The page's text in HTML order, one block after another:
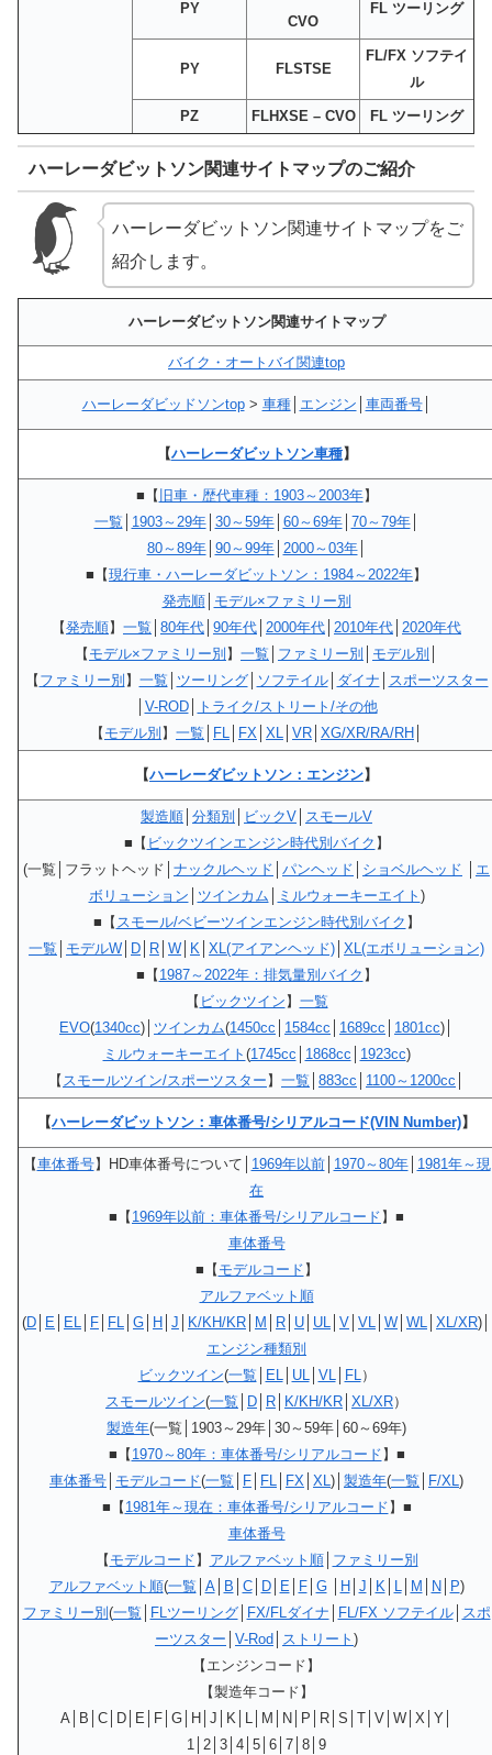
PY
CVO
FL ツーリング
PY FLSTSE
FL/FX ソフテイ
ル
PZ FLHXSE – CVO FL ツーリング
ハーレーダビットソン関連サイトマップのご紹介
ハーレーダビットソン関連サイトマップをご
紹介します。
ハーレーダビットソン関連サイトマップ
バイク・オートバイ関連top
ハーレーダビッドソンtop> 車種│ エンジン 車両番号│
【ハーレーダビットソン車種】
■【 旧車・歴代車種：1903～2003年】
一覧
1903～29年│ 30～59年│ 60～69年│ 70～79年│
80～89年│ 90～99年│ 2000～03年│
■【現行車・ハーレーダビットソン：1984～2022年】
発売順│ モデル×ファミリー別
【発売順】 一覧 80年代 90年代 2000年代 2010年代 2020年代
【 モデル×ファミリー別 】 一覧 ファミリー別 モデル別
【 ファミリー別 】 一覧 ツーリング│ ソフテイル│ ダイナ
スポーツスター
V-ROD│
トライク/ストリート/その他
【 モデル別 】 一覧 FL FX XL VR XG/XR/RA/RH
【ハーレーダビットソン：エンジン】
製造順 分類別 ビックV スモールV
■【 ビックツインエンジン時代別バイク 】
(一覧│フラットヘッド│ ナックルヘッド パンヘッド ショベルヘッド
エ
ボリューション
ツインカム ミルウォーキーエイト )
■【 スモール/ベビーツインエンジン時代別バイク 】
一覧
モデルW D R W K XL(アイアンヘッド) XL(エボリューション)
■【 1987～2022年：排気量別バイク 】
【 ビックツイン 】 一覧
EVO(1340cc)│ ツインカム(1450cc 1584cc 1689cc 1801cc)│
ミルウォーキーエイト (1745cc 1868cc 1923cc)
【 スモールツイン/スポーツスター 】 一覧 883cc 1100～1200cc
【ハーレーダビットソン：車体番号/シリアルコード(VIN Number)】
【車体番号】HD車体番号について│ 1969年以前│ 1970～80年│ 1981年～現
在
■【 1969年以前：車体番号/シリアルコード 】■
車体番号
■【 モデルコード 】
アルファベット順
(D E EL F FL G H J K/KH/KR M R U UL V VL W WL XL/XR)│
エンジン種類別
ビックツイン(一覧 EL│ UL│ VL│ FL）
スモールツイン(一覧 D R K/KH/KR XL/XR）
製造年(一覧│1903～29年│30～59年│60～69年)
■【 1970～80年：車体番号/シリアルコード 】■
車体番号 モデルコード(一覧 F FL FX XL)│ 製造年(一覧 F/XL)
■【 1981年～現在：車体番号/シリアルコード 】■
車体番号
【 モデルコード 】 アルファベット順│ ファミリー別
アルファベット順(一覧 A│ B C│ D│ E│ F│ G│ H J K│ L│ M N P)
ファミリー別 (一覧 FLツーリング│ FX/FLダイナ FL/FX ソフテイル│ スポ
ーツスター V-Rod ストリート )
【エンジンコード】
【製造年コード】
A│B│C│D│E│F│G│H│J│K│L│M│N│P│R│S│T│V│W│X│Y│
1│2│3│4│5│6│7│8│9